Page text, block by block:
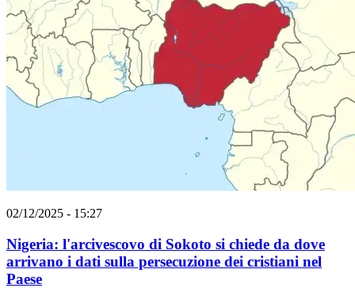
02/12/2025 - 15:27
Nigeria: l'arcivescovo di Sokoto si chiede da dove
arrivano i dati sulla persecuzione dei cristiani nel
Paese